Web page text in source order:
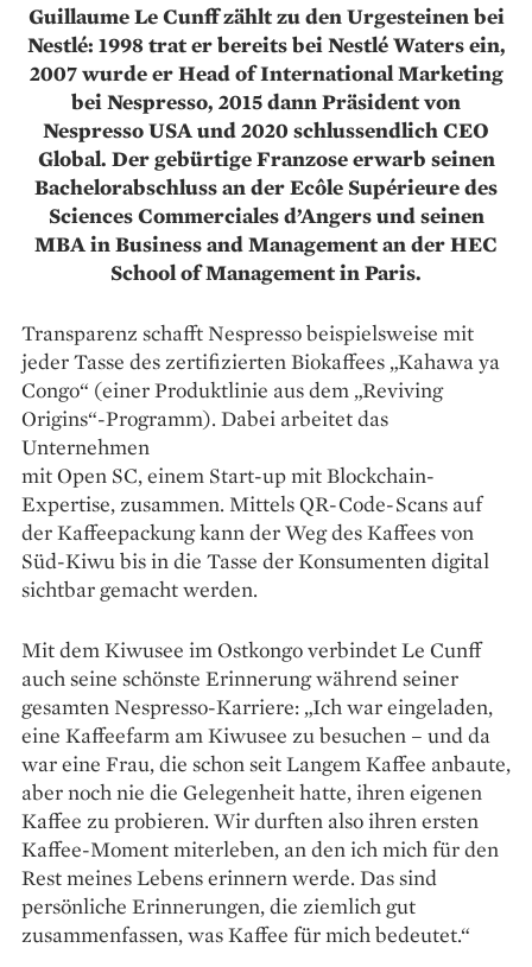
Guillaume Le Cunff zählt zu den Urgesteinen bei
Nestlé: 1998 trat er bereits bei Nestlé Waters ein,
2007 wurde er Head of International Marketing
bei Nespresso, 2015 dann Präsident von
Nespresso USA und 2020 schlussendlich CEO
Global. Der gebürtige Franzose erwarb seinen
Bachelorabschluss an der Ecôle Supérieure des
Sciences Commerciales d’Angers und seinen
MBA in Business and Management an der HEC
School of Management in Paris.
Transparenz schafft Nespresso beispielsweise mit
jeder Tasse des zertifizierten Biokaffees „Kahawa ya
Congo“ (einer Produktlinie aus dem „Reviving
Origins“-Programm). Dabei arbeitet das
Unternehmen
mit Open SC, einem Start-up mit Blockchain-
Expertise, zusammen. Mittels QR-Code-Scans auf
der Kaffeepackung kann der Weg des Kaffees von
Süd-Kiwu bis in die Tasse der Konsumenten digital
sichtbar gemacht werden.
Mit dem Kiwusee im Ost­kongo verbindet Le Cunff
auch seine schönste Erinnerung während seiner
gesamten Nespresso-Karriere: „Ich war eingeladen,
eine Kaffeefarm am Kiwusee zu besuchen – und da
war eine Frau, die schon seit Langem Kaffee anbaute,
aber noch nie die Gelegenheit hatte, ihren eigenen
Kaffee zu probieren. Wir durften also ihren ersten
Kaffee-Moment miterleben, an den ich mich für den
Rest meines Lebens erinnern werde. Das sind
persönliche Erinnerungen, die ziemlich gut
zusammenfassen, was Kaffee für mich bedeutet.“